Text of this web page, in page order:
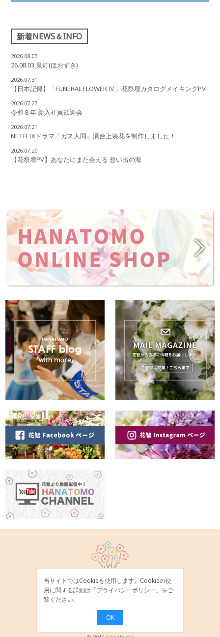
当サイトではCookieを使用します。Cookieの使
用に関する詳細は「プライバシーポリシー 」をご
覧ください。
OK
新着NEWS＆INFO
2026.08.03
26.08.03 鬼灯(ほおずき)
2026.07.31
【日本記録】「FUNERAL FLOWER Ⅳ」花祭壇カタログメイキングPV
2026.07.27
令和８年 新入社員歓迎会
2026.07.21
NETFLIXドラマ「ガス人間」演台上装花を制作しました！
2026.07.20
【花祭壇PV】あなたにまた会える 想い出の海